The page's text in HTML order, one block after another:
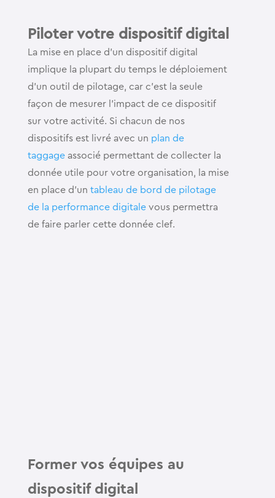
Piloter votre dispositif digital
La mise en place d’un dispositif digital
implique la plupart du temps le déploiement
d’un outil de pilotage, car c’est la seule
façon de mesurer l’impact de ce dispositif
sur votre activité. Si chacun de nos
dispositifs est livré avec un plan de
taggage associé permettant de collecter la
donnée utile pour votre organisation, la mise
en place d’un tableau de bord de pilotage
de la performance digitale vous permettra
de faire parler cette donnée clef.
Former vos équipes au
dispositif digital